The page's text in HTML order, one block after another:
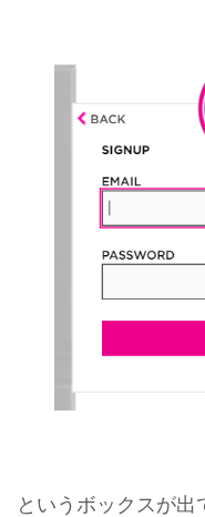
というボックスが出